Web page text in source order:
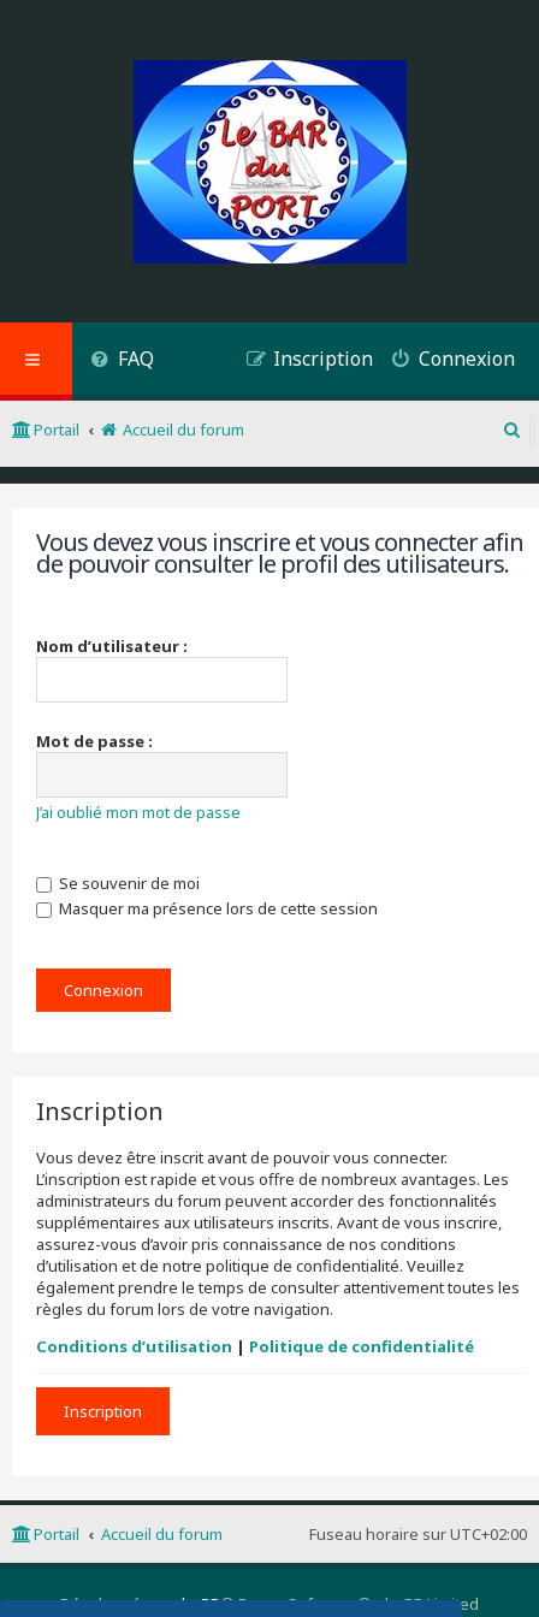
FAQ Connexion
Inscription
Portail
Accueil du forum
e
Vous devez vous inscrire et vous connecter afin
de pouvoir consulter le profil des utilisateurs.
Nom d’utilisateur :
Mot de passe :
J’ai oublié mon mot de passe
Se souvenir de moi
Masquer ma présence lors de cette session
Inscription
Vous devez être inscrit avant de pouvoir vous connecter.
L’inscription est rapide et vous offre de nombreux avantages. Les
administrateurs du forum peuvent accorder des fonctionnalités
supplémentaires aux utilisateurs inscrits. Avant de vous inscrire,
assurez-vous d’avoir pris connaissance de nos conditions
d’utilisation et de notre politique de confidentialité. Veuillez
également prendre le temps de consulter attentivement toutes les
règles du forum lors de votre navigation.
Conditions d’utilisation | Politique de confidentialité
Inscription
Fuseau horaire surUTC+02:00
Portail Accueil du forum
Développé parphpBB® Forum Software © phpBB Limited